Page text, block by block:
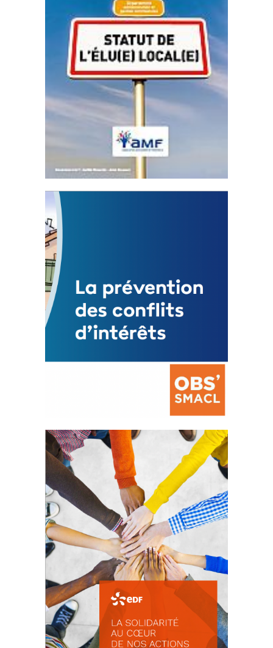
Statut de l’élu local
3 avril 2024
Mise à jour avril 2024
FEUILLETER
La prévention des conflits
d’intérêts
18 septembre 2023
FEUILLETER